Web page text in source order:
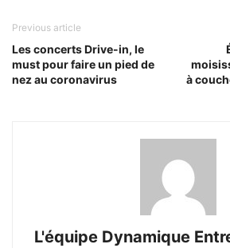
Previous article
Les concerts Drive-in, le
must pour faire un pied de
nez au coronavirus
à
L'équipe Dynamique